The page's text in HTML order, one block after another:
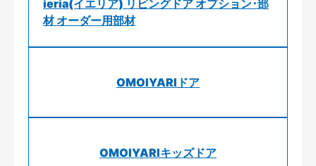
ieria(イエリア) リビングドア オプション･部
材 オーダー用部材
OMOIYARIドア
OMOIYARIキッズドア